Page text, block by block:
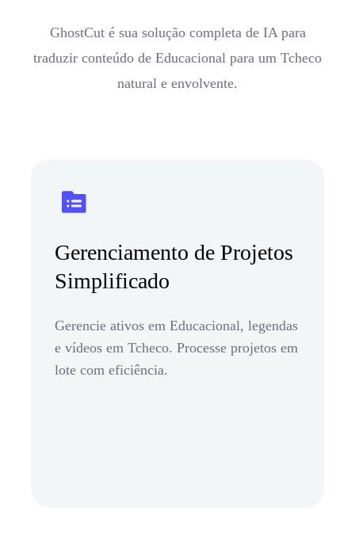
GhostCut é sua solução completa de IA para
traduzir conteúdo de Educacional para um Tcheco
natural e envolvente.
Gerenciamento de Projetos
Simplificado
Gerencie ativos em Educacional, legendas
e vídeos em Tcheco. Processe projetos em
lote com eficiência.